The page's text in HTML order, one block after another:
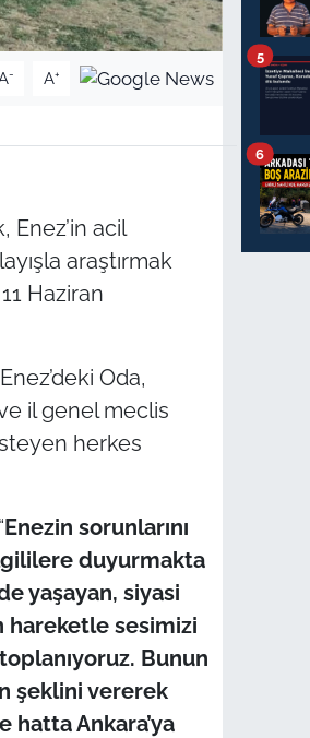
- A+
Enez’in acil
araştırmak
Haziran
Oda,
il genel meclis
herkes
Enezin sorunlarını
duyurmakta
yaşayan, siyasi
hareketle sesimizi
Bunun
şeklini vererek
Ankara’ya
5
6